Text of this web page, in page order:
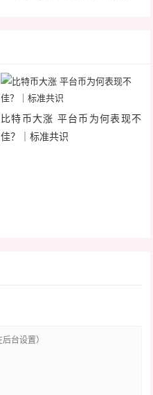
比特币大涨 平台币为何表现不
佳？｜标准共识